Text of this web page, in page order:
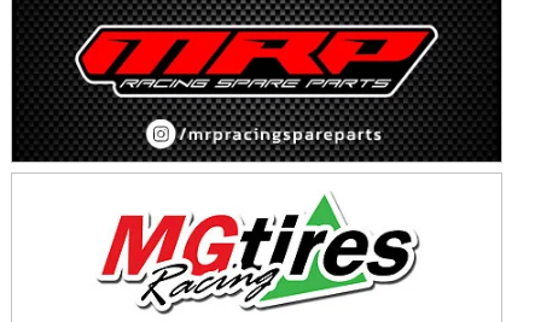
Baradero (Buenos Aires)
KDO - F6
Ciudad de Trenque Lauquen (Asfalto)
Trenque Lauquen (Buenos Aires)
ENTRERRIANO - F6 (POSTERGADA)
Parque de la Velocidad (Asfalto)
VICTORIENSE - F7
El Cerro (Tierra)
Victoria (Entre Ríos)